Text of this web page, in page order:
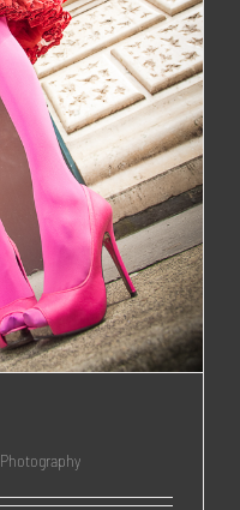
Photography